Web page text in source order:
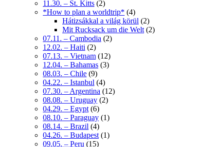
11.30. – St. Kitts (2)
*How to plan a worldtrip* (4)
Hátizsákkal a világ körül (2)
Mit Rucksack um die Welt (2)
07.11. – Cambodia (2)
12.02. – Haiti (2)
07.13. – Vietnam (12)
12.04. – Bahamas (3)
08.03. – Chile (9)
04.22. – Istanbul (4)
07.30. – Argentina (12)
08.08. – Uruguay (2)
04.29. – Egypt (6)
08.10. – Paraguay (1)
08.14. – Brazil (4)
04.26. – Budapest (1)
09.05. – Peru (15)